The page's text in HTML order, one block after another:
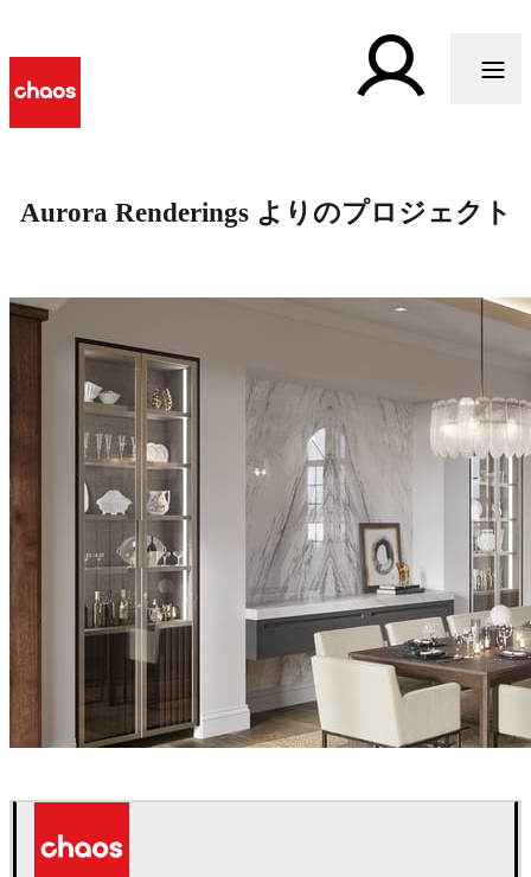
Aurora Renderings よりのプロジェクト